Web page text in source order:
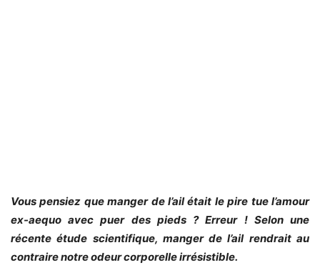
Vous pensiez que manger de l’ail était le pire tue l’amour
ex-aequo avec puer des pieds ? Erreur ! Selon une
récente étude scientifique, manger de l’ail rendrait au
contraire notre odeur corporelle irrésistible.